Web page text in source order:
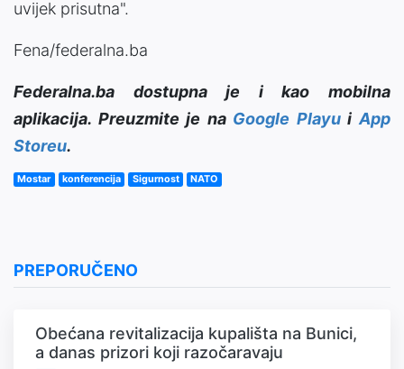
uvijek prisutna".
Fena/federalna.ba
Federalna.ba dostupna je i kao mobilna
aplikacija. Preuzmite je na Google PlayuiApp
Storeu.
Mostar konferencija Sigurnost NATO
PREPORUČENO
Obećana revitalizacija kupališta na Bunici,
a danas prizori koji razočaravaju